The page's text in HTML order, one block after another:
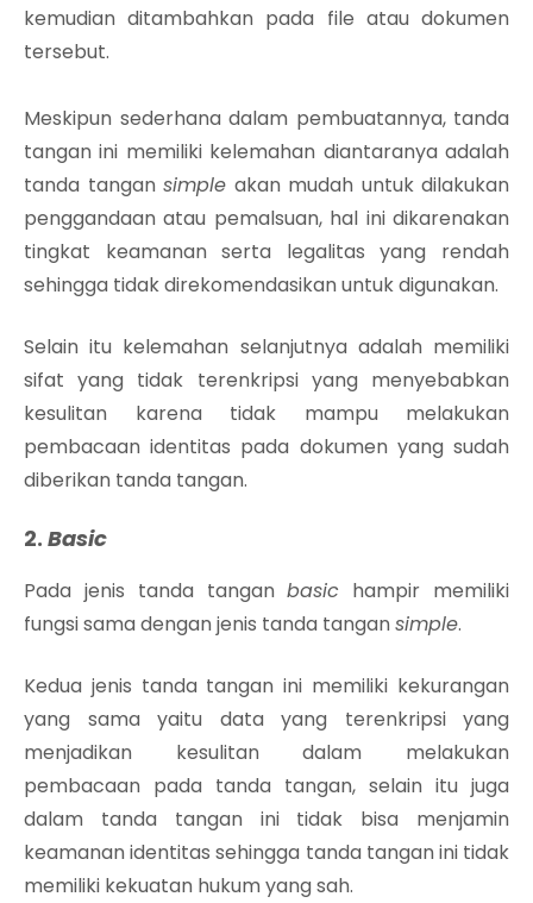
kemudian ditambahkan pada file atau dokumen
tersebut.
Meskipun sederhana dalam pembuatannya, tanda
tangan ini memiliki kelemahan diantaranya adalah
tanda tangan simple akan mudah untuk dilakukan
penggandaan atau pemalsuan, hal ini dikarenakan
tingkat keamanan serta legalitas yang rendah
sehingga tidak direkomendasikan untuk digunakan.
Selain itu kelemahan selanjutnya adalah memiliki
sifat yang tidak terenkripsi yang menyebabkan
kesulitan karena tidak mampu melakukan
pembacaan identitas pada dokumen yang sudah
diberikan tanda tangan.
2. Basic
Pada jenis tanda tanganbasic hampir memiliki
fungsi sama dengan jenis tanda tangansimple.
Kedua jenis tanda tangan ini memiliki kekurangan
yang sama yaitu data yang terenkripsi yang
menjadikan kesulitan dalam melakukan
pembacaan pada tanda tangan, selain itu juga
dalam tanda tangan ini tidak bisa menjamin
keamanan identitas sehingga tanda tangan ini tidak
memiliki kekuatan hukum yang sah.